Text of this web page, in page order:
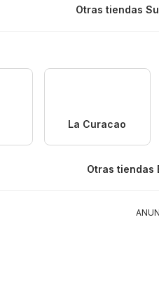
Otras tiendas
La Curacao
Otras tiendas